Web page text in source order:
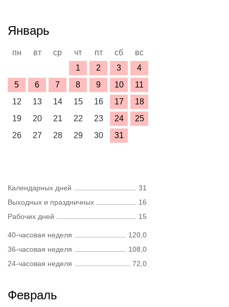
Январь
пн вт ср чт пт сб
вс
1
2 3
4
5
6 7 8 9 10
11
12
13 14 15 16 17
18
19
20 21 22 23 24
25
26
27 28 29 30 31
Календарных дней
31
Выходных и праздничных
16
Рабочих дней
15
40-часовая неделя
120,0
36-часовая неделя
108,0
24-часовая неделя
72,0
Февраль